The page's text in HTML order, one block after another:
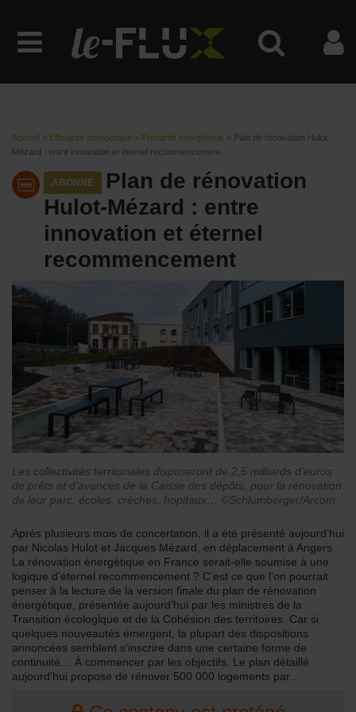
Accueil > Efficacité énergétique > Précarité énergétique > Plan de rénovation Hulot-
Mézard : entre innovation et éternel recommencement
ABONNÉ
Plan de rénovation
Hulot-Mézard : entre
innovation et éternel
recommencement
Les collectivités territoriales disposeront de 2,5 milliards d’euros
de prêts et d’avances de la Caisse des dépôts, pour la rénovation
de leur parc, écoles, crèches, hopitaux… ©Schlumberger/Arcom
Après plusieurs mois de concertation, il a été présenté aujourd’hui
par Nicolas Hulot et Jacques Mézard, en déplacement à Angers.
La rénovation énergétique en France serait-elle soumise à une
logique d’éternel recommencement ? C’est ce que l’on pourrait
penser à la lecture de la version finale du plan de rénovation
énergétique, présentée aujourd’hui par les ministres de la
Transition écologique et de la Cohésion des territoires. Car si
quelques nouveautés émergent, la plupart des dispositions
annoncées semblent s’inscrire dans une certaine forme de
continuité… À commencer par les objectifs. Le plan détaillé
aujourd’hui propose de rénover 500 000 logements par…